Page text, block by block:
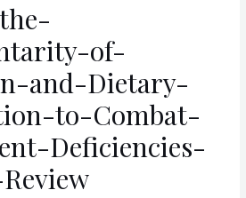
of-
and-Dietary-
to-Combat-
Deficiencies-